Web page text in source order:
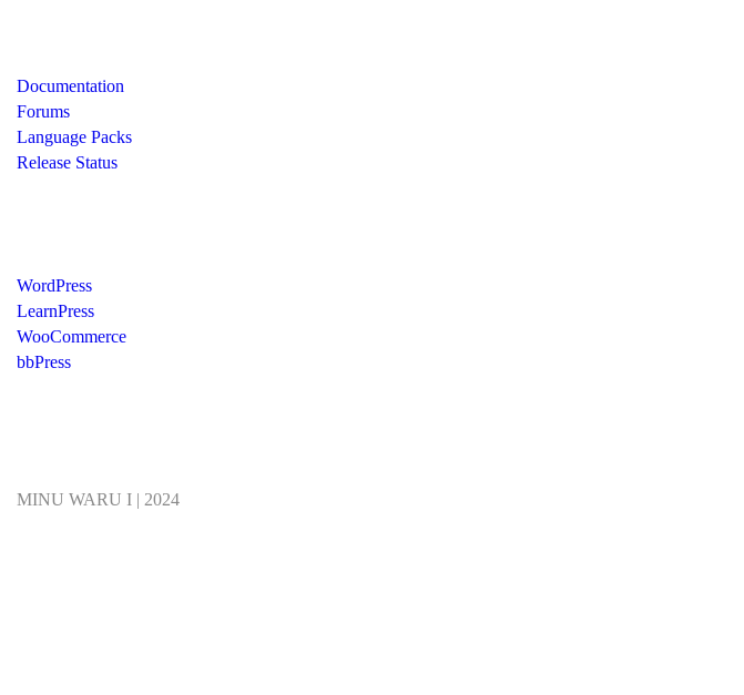
Documentation
Forums
Language Packs
Release Status
WordPress
LearnPress
WooCommerce
bbPress
MINU WARU I | 2024